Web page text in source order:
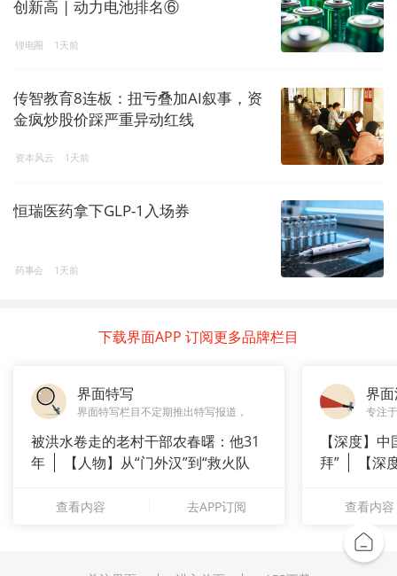
创新高 | 动力电池排名⑥
锂电圈 1天前
传智教育8连板：扭亏叠加AI叙事，资
金疯炒股价踩严重异动红线
资本风云 1天前
恒瑞医药拿下GLP-1入场券
药事会 1天前
下载界面APP 订阅更多品牌栏目
界面特写
界面特写栏目不定期推出特写报道，
被洪水卷走的老村干部农春曙：他31
年
【人物】从“门外汉”到“救火队
查看内容 去APP订阅
界
专注
【深度】
拜”
【
查看内容